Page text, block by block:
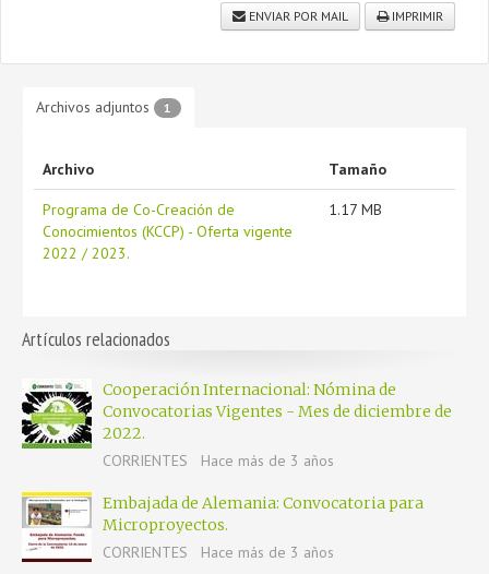
ENVIAR POR MAIL IMPRIMIR
Archivos adjuntos 1
Archivo Tamaño
Programa de Co-Creación de
Conocimientos (KCCP) - Oferta vigente
2022 / 2023.
1.17 MB
Artículos relacionados
Cooperación Internacional: Nómina de
Convocatorias Vigentes - Mes de diciembre de
2022.
CORRIENTES
Hace más de 3 años
Embajada de Alemania: Convocatoria para
Microproyectos.
CORRIENTES
Hace más de 3 años